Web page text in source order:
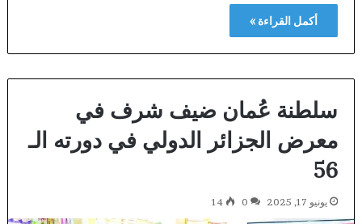
أكمل القراءة »
سلطنة عُمان ضيف شرف في
معرض الجزائر الدولي في دورته الـ
56
يونيو 17, 2025 0
14